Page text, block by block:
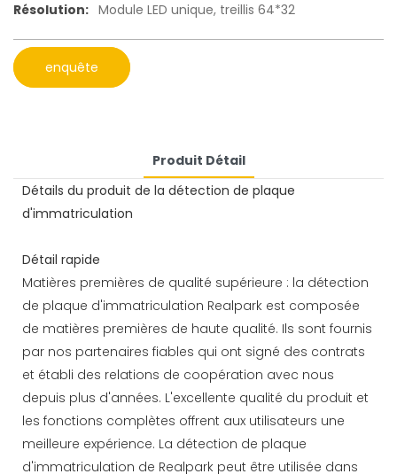
Résolution: Module LED unique, treillis 64*32
enquête
Produit Détail
Détails du produit de la détection de plaque
d'immatriculation
Détail rapide
Matières premières de qualité supérieure : la détection
de plaque d'immatriculation Realpark est composée
de matières premières de haute qualité. Ils sont fournis
par nos partenaires fiables qui ont signé des contrats
et établi des relations de coopération avec nous
depuis plus d'années. L'excellente qualité du produit et
les fonctions complètes offrent aux utilisateurs une
meilleure expérience. La détection de plaque
d'immatriculation de Realpark peut être utilisée dans